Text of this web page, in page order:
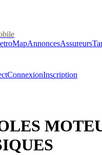
AnnoncesAssureurs
ConnexionInscription